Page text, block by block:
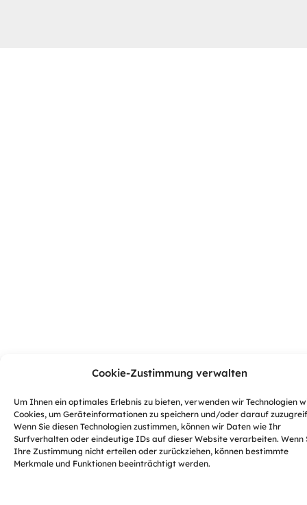
Cookie-Zustimmung verwalten
Um Ihnen ein optimales Erlebnis zu bieten, verwenden wir Technologien
Cookies, um Geräteinformationen zu speichern und/oder darauf
Wenn Sie diesen Technologien zustimmen, können wir Daten wie Ihr
Surfverhalten oder eindeutige IDs auf dieser Website verarbeiten. Wenn
Ihre Zustimmung nicht erteilen oder zurückziehen, können bestimmte
Merkmale und Funktionen beeinträchtigt werden.